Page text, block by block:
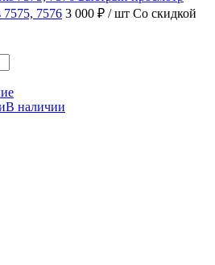
7576 3 000 ₽ / шт Со скидкой
В наличии